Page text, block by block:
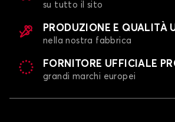
Tappetini per MERCEDES
su tutto il sito
PRODUZIONE E QUALITÀ
nella nostra fabbrica
FORNITORE UFFICIALE
grandi marchi europei